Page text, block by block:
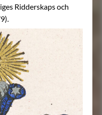
Ridderskaps och